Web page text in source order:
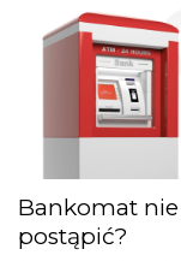
Bankomat nie
postąpić?